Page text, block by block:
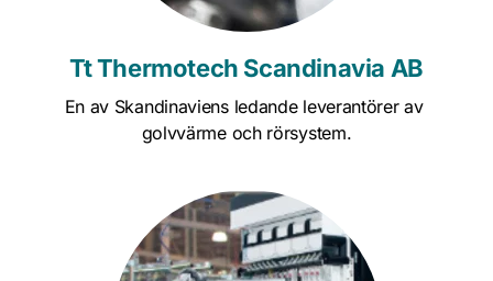
Tt Thermotech Scandinavia AB
En av Skandinaviens ledande leverantörer av
golvvärme och rörsystem.